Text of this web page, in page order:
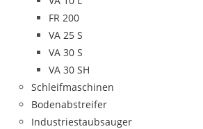
FR 200
VA 25 S
VA 30 S
VA 30 SH
Schleifmaschinen
Bodenabstreifer
Industriestaubsauger